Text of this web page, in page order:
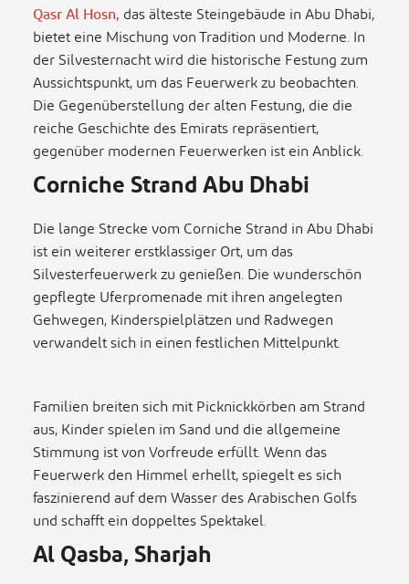
Qasr Al Hosn,das älteste Steingebäude in Abu Dhabi,
bietet eine Mischung von Tradition und Moderne. In
der Silvesternacht wird die historische Festung zum
Aussichtspunkt, um das Feuerwerk zu beobachten.
Die Gegenüberstellung der alten Festung, die die
reiche Geschichte des Emirats repräsentiert,
gegenüber modernen Feuerwerken ist ein Anblick.
Corniche Strand Abu Dhabi
Die lange Strecke vom Corniche Strand in Abu Dhabi
ist ein weiterer erstklassiger Ort, um das
Silvesterfeuerwerk zu genießen. Die wunderschön
gepflegte Uferpromenade mit ihren angelegten
Gehwegen, Kinderspielplätzen und Radwegen
verwandelt sich in einen festlichen Mittelpunkt.
Familien breiten sich mit Picknickkörben am Strand
aus, Kinder spielen im Sand und die allgemeine
Stimmung ist von Vorfreude erfüllt. Wenn das
Feuerwerk den Himmel erhellt, spiegelt es sich
faszinierend auf dem Wasser des Arabischen Golfs
und schafft ein doppeltes Spektakel.
Al Qasba, Sharjah